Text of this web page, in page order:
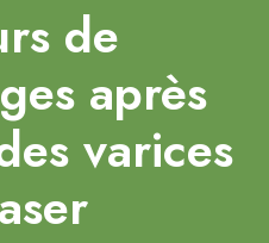
de
après
varices